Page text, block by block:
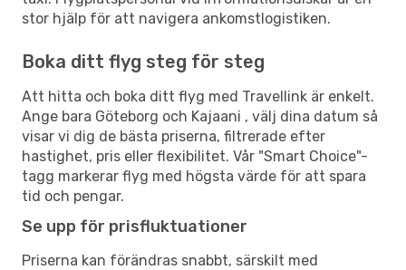
stor hjälp för att navigera ankomstlogistiken.
Boka ditt flyg steg för steg
Att hitta och boka ditt flyg med Travellink är enkelt.
Ange bara Göteborg och Kajaani , välj dina datum så
visar vi dig de bästa priserna, filtrerade efter
hastighet, pris eller flexibilitet. Vår "Smart Choice"-
tagg markerar flyg med högsta värde för att spara
tid och pengar.
Se upp för prisfluktuationer
Priserna kan förändras snabbt, särskilt med